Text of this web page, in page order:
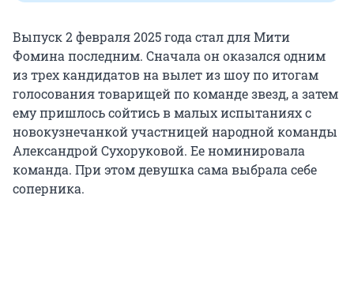
Выпуск 2 февраля 2025 года стал для Мити
Фомина последним. Сначала он оказался одним
из трех кандидатов на вылет из шоу по итогам
голосования товарищей по команде звезд, а затем
ему пришлось сойтись в малых испытаниях с
новокузнечанкой участницей народной команды
Александрой Сухоруковой. Ее номинировала
команда. При этом девушка сама выбрала себе
соперника.